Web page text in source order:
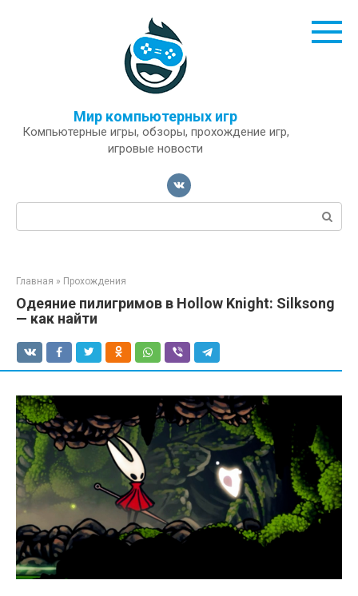
Мир компьютерных игр
Компьютерные игры, обзоры, прохождение игр,
игровые новости
Поиск:
Главная » Прохождения
Одеяние пилигримов в Hollow Knight: Silksong
— как найти